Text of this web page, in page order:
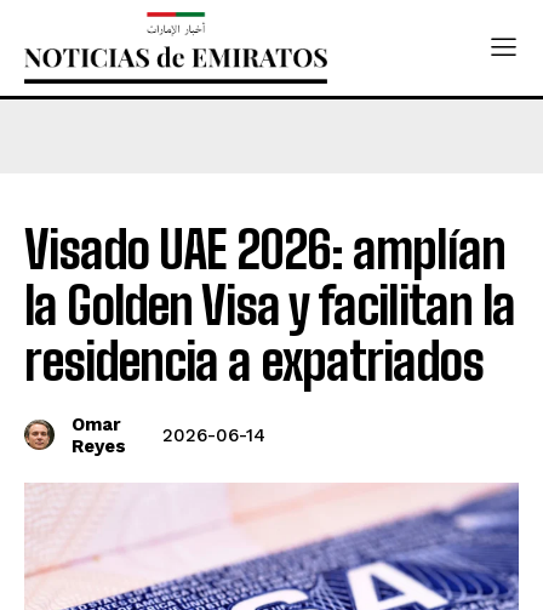
Visado UAE 2026: amplían
la Golden Visa y facilitan la
residencia a expatriados
Omar
Reyes
2026-06-14